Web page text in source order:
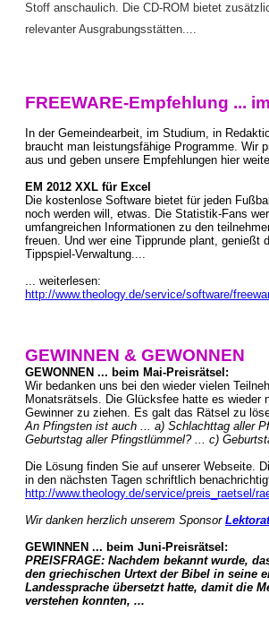
Stoff anschaulich. Die CD-ROM bietet
relevanter Ausgrabungsstätten....
FREEWARE-Empfehlung ...
In der Gemeindearbeit, im Studium, in
braucht man leistungsfähige Programme. Wir
aus und geben unsere Empfehlungen hier
EM 2012 XXL für Excel
Die kostenlose Software bietet für jeden
noch werden will, etwas. Die Statistik-Fans
umfangreichen Informationen zu den
freuen. Und wer eine Tipprunde plant, genießt
Tippspiel-Verwaltung....
... weiterlesen:
http://www.theology.de/service/software/
GEWINNEN & GEWONNEN
GEWONNEN ... beim Mai-Preisrätsel:
Wir bedanken uns bei den wieder vielen
Monatsrätsels. Die Glücksfee hatte es wieder
Gewinner zu ziehen. Es galt das Rätsel zu
An Pfingsten ist auch ... a) Schlachttag aller
Geburtstag aller Pfingstlümmel? ... c)
Die Lösung finden Sie auf unserer Webseite.
in den nächsten Tagen schriftlich
http://www.theology.de/service/preis_raetsel/
Wir danken herzlich unserem Sponsor
GEWINNEN ... beim Juni-Preisrätsel:
PREISFRAGE: Nachdem bekannt wurde,
den griechischen Urtext der Bibel in seine
Landessprache übersetzt hatte, damit die
verstehen konnten, ...